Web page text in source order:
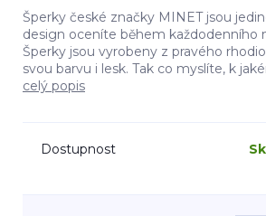
Šperky české značky MINET jsou
design oceníte během každodenního
Šperky jsou vyrobeny z pravého
svou barvu i lesk. Tak co myslíte, k
celý popis
Dostupnost